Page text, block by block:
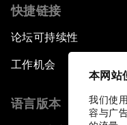
本网站
我们使
容与广
快捷链接
论坛可持续性
工作机会
语言版本